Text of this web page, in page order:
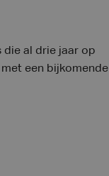
die al drie jaar op
een bijkomende